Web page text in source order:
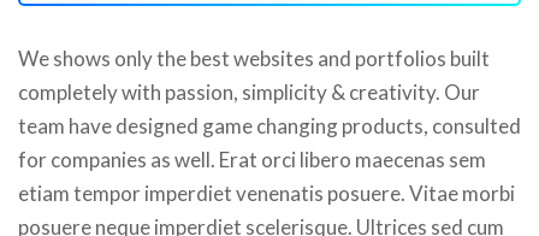
We shows only the best websites and portfolios built
completely with passion, simplicity & creativity. Our
team have designed game changing products, consulted
for companies as well. Erat orci libero maecenas sem
etiam tempor imperdiet venenatis posuere. Vitae morbi
posuere neque imperdiet scelerisque. Ultrices sed cum